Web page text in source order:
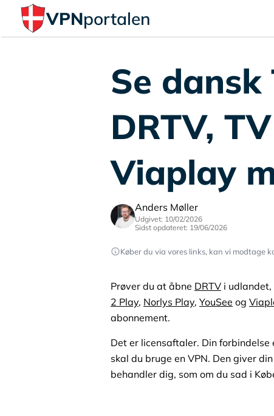
VPNportalen
Se
DRTV,
Viaplay
Anders Møller
Udgivet: 10/02/2026
Sidst opdateret: 19/06/2026
Køber du via vores links, kan vi modtage
Prøver du at åbne DRTV i
2 Play, Norlys Play, YouSee og
abonnement.
Det er licensaftaler. Din forbindelse
skal du bruge en VPN. Den giver
behandler dig, som om du sad i